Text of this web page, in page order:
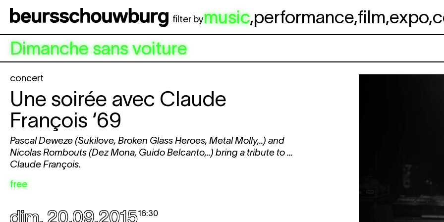
filter bymusic,performance,film,expo,
Dimanche sans voiture
concert
Une soirée avec Claude
François ‘69
Pascal Deweze (Sukilove, Broken Glass Heroes, Metal Molly,..) and
Nicolas Rombouts (Dez Mona, Guido Belcanto,..) bring a tribute to ...
Claude François.
free
dim. 20.09.201516:30